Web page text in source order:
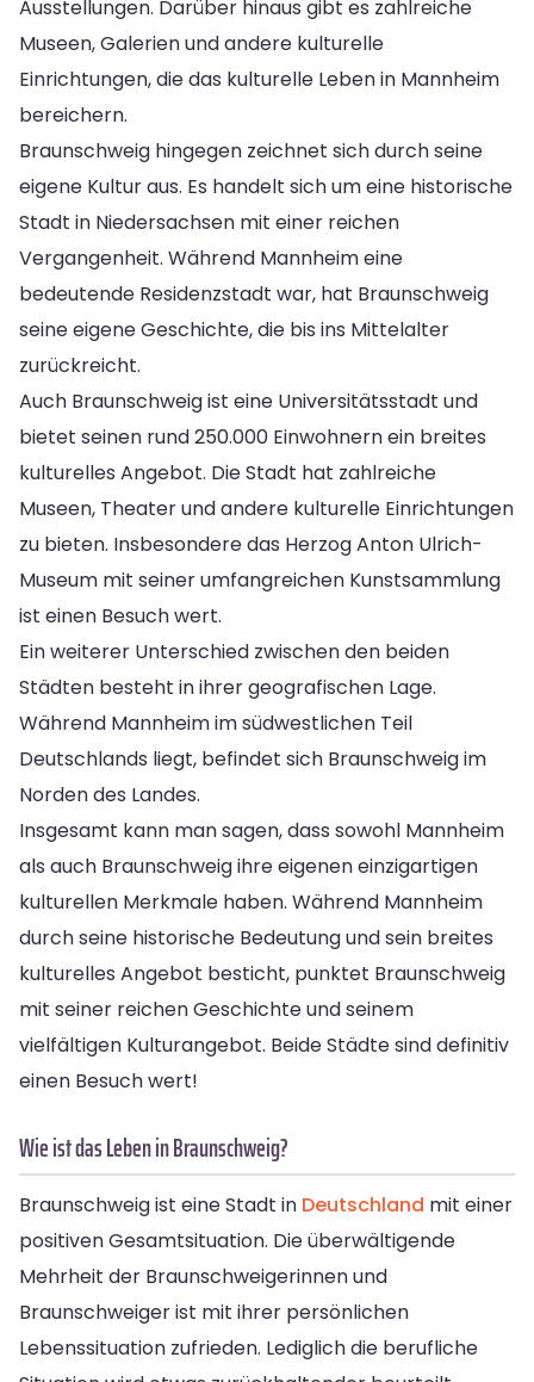
Ausstellungen. Darüber hinaus gibt es zahlreiche
Museen, Galerien und andere kulturelle
Einrichtungen, die das kulturelle Leben in Mannheim
bereichern.
Braunschweig hingegen zeichnet sich durch seine
eigene Kultur aus. Es handelt sich um eine historische
Stadt in Niedersachsen mit einer reichen
Vergangenheit. Während Mannheim eine
bedeutende Residenzstadt war, hat Braunschweig
seine eigene Geschichte, die bis ins Mittelalter
zurückreicht.
Auch Braunschweig ist eine Universitätsstadt und
bietet seinen rund 250.000 Einwohnern ein breites
kulturelles Angebot. Die Stadt hat zahlreiche
Museen, Theater und andere kulturelle Einrichtungen
zu bieten. Insbesondere das Herzog Anton Ulrich-
Museum mit seiner umfangreichen Kunstsammlung
ist einen Besuch wert.
Ein weiterer Unterschied zwischen den beiden
Städten besteht in ihrer geografischen Lage.
Während Mannheim im südwestlichen Teil
Deutschlands liegt, befindet sich Braunschweig im
Norden des Landes.
Insgesamt kann man sagen, dass sowohl Mannheim
als auch Braunschweig ihre eigenen einzigartigen
kulturellen Merkmale haben. Während Mannheim
durch seine historische Bedeutung und sein breites
kulturelles Angebot besticht, punktet Braunschweig
mit seiner reichen Geschichte und seinem
vielfältigen Kulturangebot. Beide Städte sind definitiv
einen Besuch wert!
Wie ist das Leben in Braunschweig?
Braunschweig ist eine Stadt in Deutschland mit einer
positiven Gesamtsituation. Die überwältigende
Mehrheit der Braunschweigerinnen und
Braunschweiger ist mit ihrer persönlichen
Lebenssituation zufrieden. Lediglich die berufliche